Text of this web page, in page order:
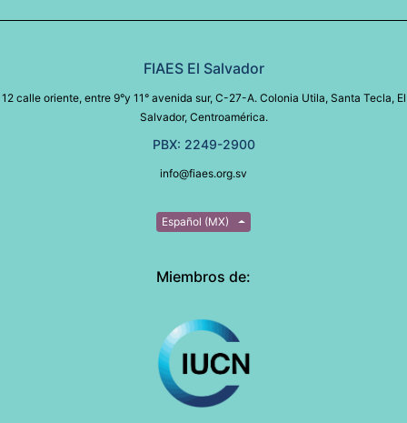
FIAES El Salvador
12 calle oriente, entre 9°y 11° avenida sur, C-27-A. Colonia Utila, Santa Tecla, El
Salvador, Centroamérica.
PBX: 2249-2900
info@fiaes.org.sv
Español (MX)
Miembros de: